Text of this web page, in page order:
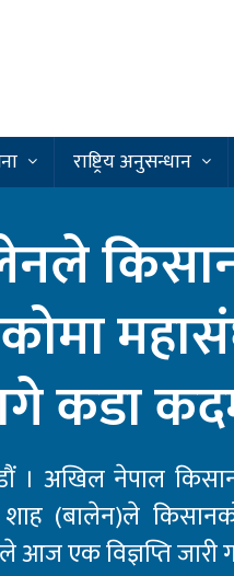
राष्ट्रिय अनुसन्धान
कडा
। अखिल नेपाल
शाह (बालेन)ले
आज एक विज्ञप्ति जारी